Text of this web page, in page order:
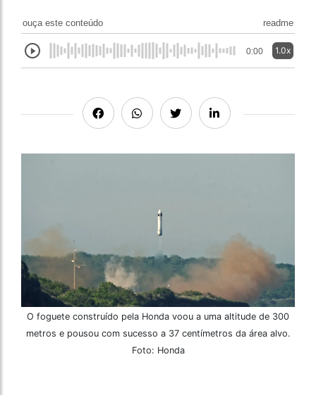
ouça este conteúdo readme
0:00 1.0x
O foguete construído pela Honda voou a uma altitude de 300
metros e pousou com sucesso a 37 centímetros da área alvo.
Foto: Honda